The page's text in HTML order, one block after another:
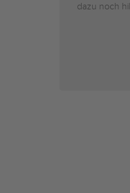
dazu noch